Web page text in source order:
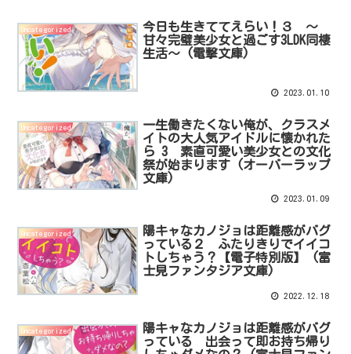
Uncategorized
今日も生きててえらい！３ ～
甘々完璧美少女と過ごす3LDK同棲
生活～ (電撃文庫)
2023.01.10
Uncategorized
一生働きたくない俺が、クラスメ
イトの大人気アイドルに懐かれた
ら 3 素直可愛い美少女との文化
祭が始まります (オーバーラップ
文庫)
2023.01.09
Uncategorized
陽キャなカノジョは距離感がバグ
っている２ ふたりきりでイイコ
トしちゃう？【電子特別版】 (富
士見ファンタジア文庫)
2022.12.18
Uncategorized
陽キャなカノジョは距離感がバグ
っている 出会って即お持ち帰り